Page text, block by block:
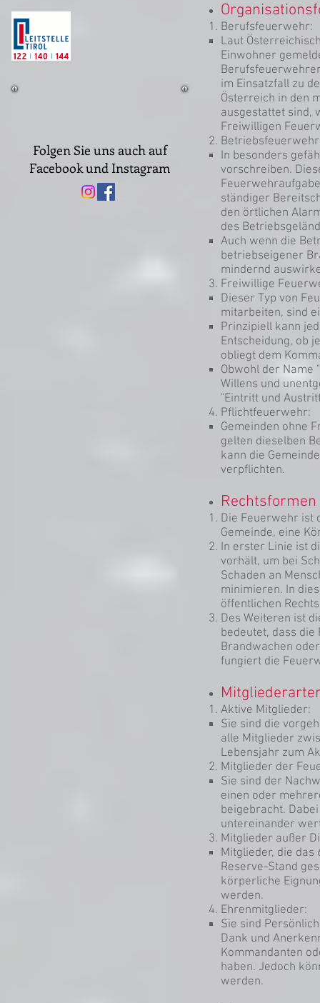
Berufsfeuerwehr:
Laut
Einwohner
im Einsatzfall zu
Österreich in den
ausgestattet sind,
Freiwilligen
In besonders
vorschreiben.
ständiger
den örtlichen
des
Auch wenn die
betriebseigener
mindernd
Freiwillige
Dieser Typ von
mitarbeiten, sind
Prinzipiell kann
Entscheidung, ob
obliegt dem
Obwohl der
Willens und
"Eintritt und
Pflichtfeuerwehr:
Gemeinden ohne
gelten dieselben
kann die
verpflichten.
Die Feuerwehr ist
Gemeinde, eine
In erster Linie ist
vorhält, um bei
Schaden an
minimieren. In
öffentlichen
Des Weiteren ist
bedeutet, dass
Brandwachen
fungiert die
Aktive Mitglieder:
Sie sind die
alle Mitglieder
Lebensjahr zum
Mitglieder der
Sie sind der
einen oder
beigebracht.
untereinander
Mitglieder außer
Mitglieder, die
Reserve-Stand
körperliche
werden.
Ehrenmitglieder:
Sie sind
Dank und
Kommandanten
haben. Jedoch
werden.
Folgen Sie uns auch auf
Facebook und Instagram